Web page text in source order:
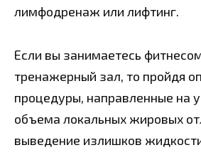
лимфодренаж или лифтинг.
Если вы занимаетесь
тренажерный зал, то пройдя
процедуры, направленные на
объема локальных жировых
выведение излишков